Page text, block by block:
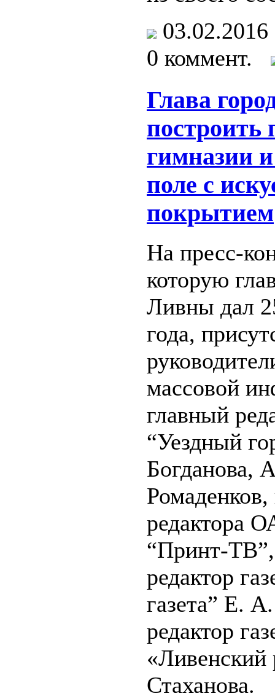
0 коммент.
Глава
построить
гимназии
поле с
покрытием
На пресс-
которую
Ливны дал
года,
массовой
главный
“Уездный
Богданова,
Ромаденков,
редактора
“Принт-
редактор
газета” Е.
редактор
Стаханова.